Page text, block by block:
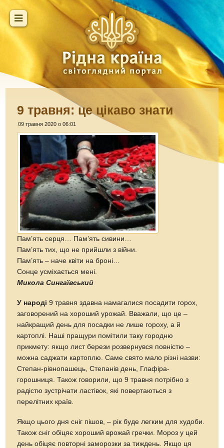
9 травня: це цікаво знати
09 травня 2020 о 06:01
Пам’ять серця… Пам’ять сивини…
Пам’ять тих, що не прийшли з війни.
Пам’ять – наче квіти на броні…
Сонце усміхається мені.
Микола Сингаївський
У народі 9 травня здавна намагалися посадити горох,
заговорений на хороший урожай. Вважали, що це –
найкращий день для посадки не лише гороху, а й
картоплі. Наші пращури помітили таку городню
прикмету: якщо лист берези розвернувся повністю –
можна саджати картоплю. Саме свято мало різні назви:
Степан-рівнопашець, Степанів день, Глафіра-
горошниця. Також говорили, що 9 травня потрібно з
радістю зустрічати ластівок, які повертаються з
перелітних країв.
Якщо цього дня сніг пішов, – рік буде легким для худоби.
Також сніг обіцяє хороший врожай гречки. Мороз у цей
день обіцяє повторні заморозки за тиждень. Якщо ця